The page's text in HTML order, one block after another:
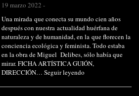
19 marzo 2022 -
Una mirada que conecta su mundo cien años
después con nuestra actualidad huérfana de
naturaleza y de humanidad, en la que florecen la
conciencia ecológica y feminista. Todo estaba
en la obra de Miguel Delibes, sólo había que
mirar. FICHA ARTÍSTICA GUIÓN,
DIRECCIÓN… Seguir leyendo